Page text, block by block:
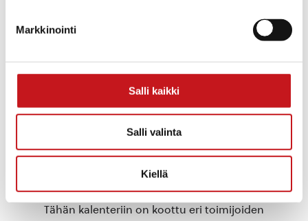
Markkinointi
Salli kaikki
Salli valinta
Kiellä
terveysliikunta
www.visitkerkonkoski.fi
Kerkonkosken Wanha Mylly
«Akin
yhteislauluilta
Ehtoon iltamat: Josen pimeä
Tähän kalenteriin on koottu eri toimijoiden